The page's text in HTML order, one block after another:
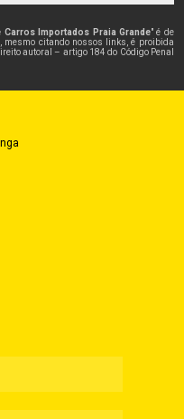
Carros Importados Praia Grande" é de
mesmo citando nossos links, é proibida
autoral – artigo 184 do Código Penal